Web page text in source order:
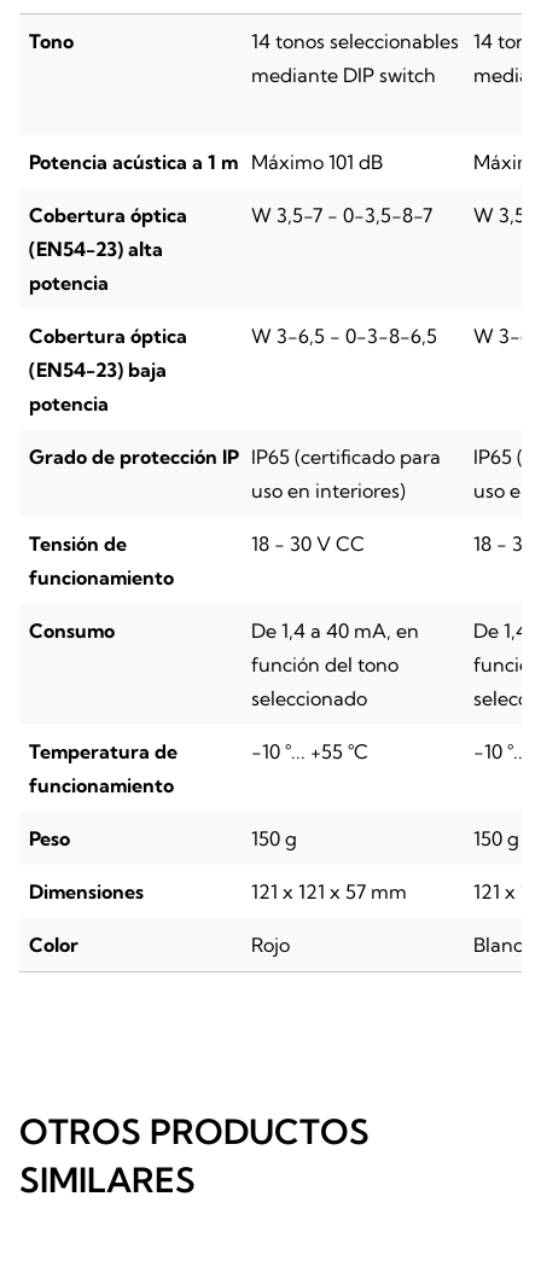
Tono
14 tonos seleccionables
mediante DIP switch
14
Potencia acústica a 1 m Máximo 101 dB
Cobertura óptica
(EN54-23) alta
potencia
W 3,5-7 - 0-3,5-8-7 W
Cobertura óptica
(EN54-23) baja
potencia
W 3-6,5 - 0-3-8-6,5 W 3-
Grado de protección IP IP65 (certificado para
uso en interiores)
IP65
uso en
Tensión de
funcionamiento
18 - 30 V CC 18 - 30
Consumo
De 1,4 a 40 mA, en
función del tono
seleccionado
De 1,4
Temperatura de
funcionamiento
-10 °... +55 °C -10 °...
Peso 150 g 150 g
Dimensiones 121 x 121 x 57 mm 121 x
Color Rojo Blanco
OTROS PRODUCTOS
SIMILARES